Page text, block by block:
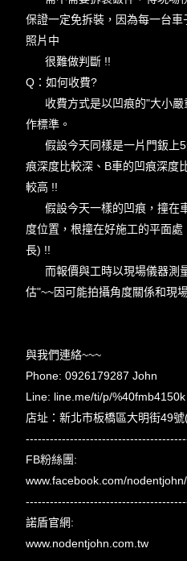
保證一定免拆裝，因為每一台車
照片中
很難做判斷 !!
Q：如何收費?
收費方式是以凹痕的"大小嚴
作標準。
假設今天同樣是一片門鈑上5
痕深度比較深、B車的凹痕深度
較高 !!
假設今天一樣的凹痕，撞在
度位置，根撞在好施工的平面
長) !!
而報價與工時以現場儀器測
估"~~因可能拍攝角度關係和現
與我們連絡~~~
Phone: 0926179287 John
Line: line.me/ti/p/%40fmb4150k
店址：新北市板橋區大明街49
FB粉絲團:
www.facebook.com/
諾盾官網:
www.nodentjohn.com.tw